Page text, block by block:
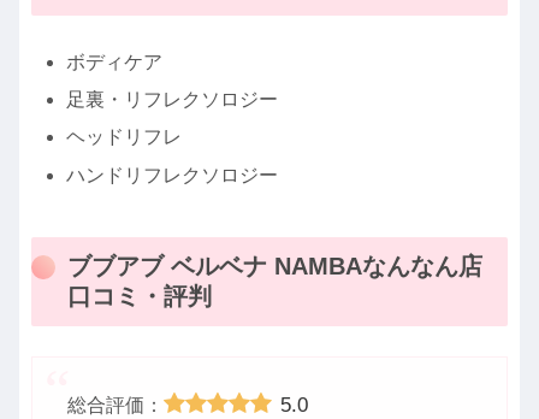
ボディケア
足裏・リフレクソロジー
ヘッドリフレ
ハンドリフレクソロジー
ブブアブ ベルベナ NAMBAなんなん店
口コミ・評判
総合評価： 5.0